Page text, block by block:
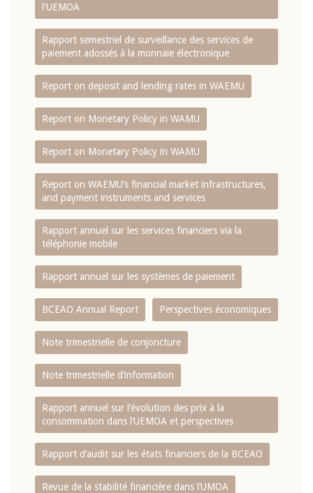
l'UEMOA
Rapport semestriel de surveillance des services de
paiement adossés à la monnaie électronique
Report on deposit and lending rates in WAEMU
Report on Monetary Policy in WAMU
Report on Monetary Policy in WAMU
Report on WAEMU’s financial market infrastructures,
and payment instruments and services
Rapport annuel sur les services financiers via la
téléphonie mobile
Rapport annuel sur les systèmes de paiement
BCEAO Annual Report Perspectives économiques
Note trimestrielle de conjoncture
Note trimestrielle d‘information
Rapport annuel sur l‘évolution des prix à la
consommation dans l‘UEMOA et perspectives
Rapport d‘audit sur les états financiers de la BCEAO
Revue de la stabilité financière dans l‘UMOA